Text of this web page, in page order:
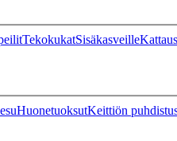
TekokukatSisäkasveilleKattaus
HuonetuoksutKeittiön